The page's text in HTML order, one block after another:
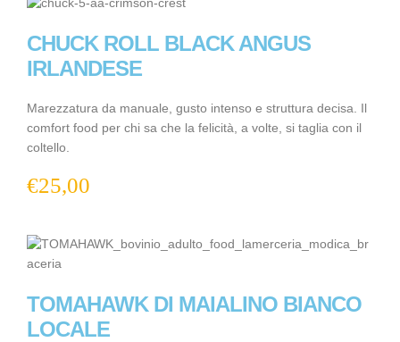
CHUCK ROLL BLACK ANGUS
IRLANDESE
Marezzatura da manuale, gusto intenso e struttura decisa. Il
comfort food per chi sa che la felicità, a volte, si taglia con il
coltello.
€25,00
TOMAHAWK DI MAIALINO BIANCO
LOCALE